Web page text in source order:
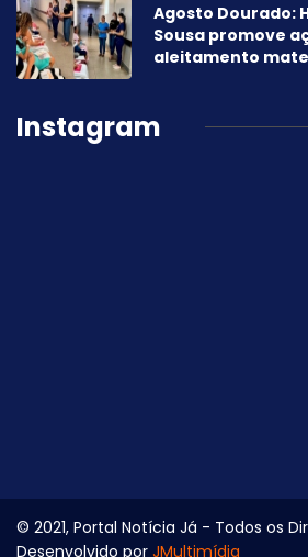
Agosto Dourado:
Sousa promove
aleitamento
Instagram
© 2021, Portal Notícia Já - Todos os
Desenvolvido por JMultimídia